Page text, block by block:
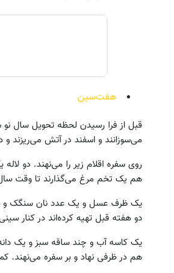
هفت‌سین
قبل از فرا رسیدن لحظه تحویل سال
می‌سوزانند و اسفند در آتش می‌ریزند
روی سفره اقلام زیر را می‌نهند. دو
هم یک تخم مرغ می‌گذارند تا وقت
یک ظرف عسل و یک عدد نان سنگک و
دو هفته قبل تهیه کرده‌اند در کنار
یک کاسه آب و چند ساقه سبز و یک
هم در ظرفی نهاد و بر سفره می‌نهند.